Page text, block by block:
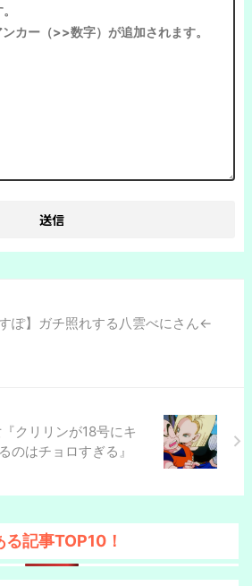
すぽ】ガチ照れする八雲べにさん←
クリリンが18号にキ
のはチョロすぎる』
記事TOP10！